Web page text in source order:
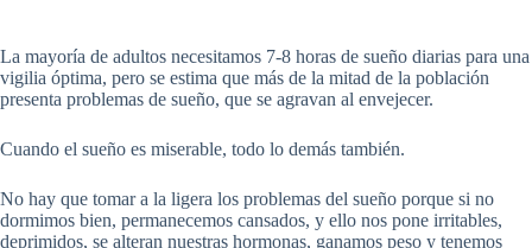
La mayoría de adultos necesitamos 7-8 horas de sueño diarias para una
vigilia óptima, pero se estima que más de la mitad de la población
presenta problemas de sueño, que se agravan al envejecer.
Cuando el sueño es miserable, todo lo demás también.
No hay que tomar a la ligera los problemas del sueño porque si no
dormimos bien, permanecemos cansados, y ello nos pone irritables,
deprimidos, se alteran nuestras hormonas, ganamos peso y tenemos